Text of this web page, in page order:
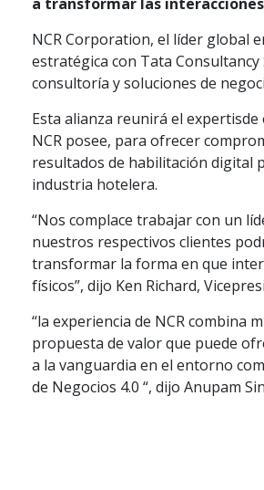
NCR Corporation, el líder global
estratégica con Tata
consultoría y soluciones de
Esta alianza reunirá el
NCR posee, para ofrecer
resultados de habilitación digital
industria hotelera.
“Nos complace trabajar con un
nuestros respectivos clientes
transformar la forma en que
físicos”, dijo Ken Richard,
“la experiencia de NCR combina
propuesta de valor que puede
a la vanguardia en el entorno
de Negocios 4.0 “, dijo Anupam